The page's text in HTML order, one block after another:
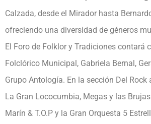
Calzada, desde el Mirador hasta
ofreciendo una diversidad de géneros
El Foro de Folklor y Tradiciones contará
Folclórico Municipal, Gabriela Bernal,
Grupo Antología. En la sección Del
La Gran Lococumbia, Megas y las
Marín & T.O.P y la Gran Orquesta 5